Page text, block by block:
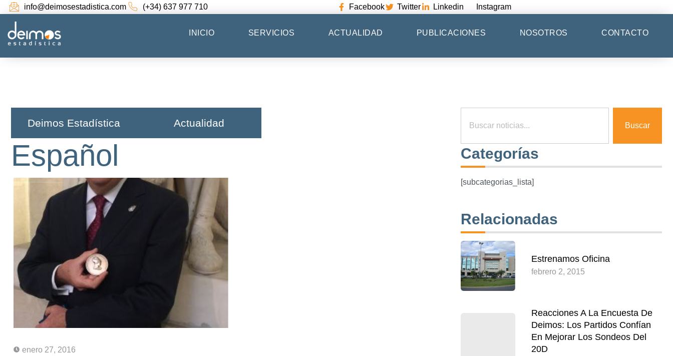
info@deimosestadistica.com (+34) 637 977 710 Facebook Twitter Linkedin Instagram
INICIO SERVICIOS ACTUALIDAD PUBLICACIONES NOSOTROS CONTACTO
Buscar
Categorías
[subcategorias_lista]
Relacionadas
Estrenamos Oficina
febrero 2, 2015
Reacciones A La Encuesta De
Deimos: Los Partidos Confían
En Mejorar Los Sondeos Del
20D
Deimos Estadística​ Actualidad
Español
enero 27, 2016